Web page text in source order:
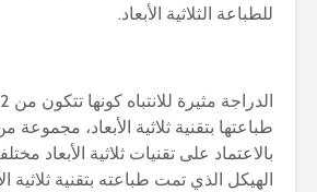
للطباعة الثلاثية الأبعاد.
طباعتها بتقنية ثلاثية الأبعاد،
بالاعتماد على تقنيات ثلاثية الأبعاد
الهيكل الذي تمت طباعته بتقنية ثلاثية